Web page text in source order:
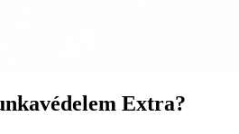
Extra?